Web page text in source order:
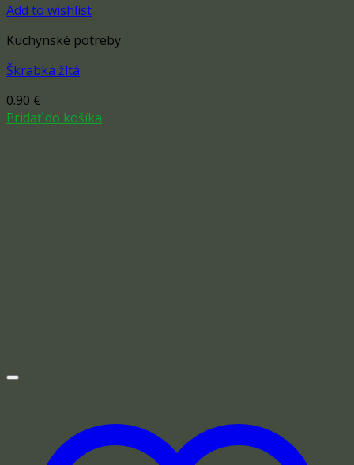
Add to wishlist
Kuchynské potreby
Škrabka žltá
0.90 €
Pridať do košíka